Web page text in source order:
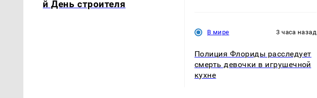
й День строителя
В мире 3 часа назад
Полиция Флориды расследует
смерть девочки в игрушечной
кухне